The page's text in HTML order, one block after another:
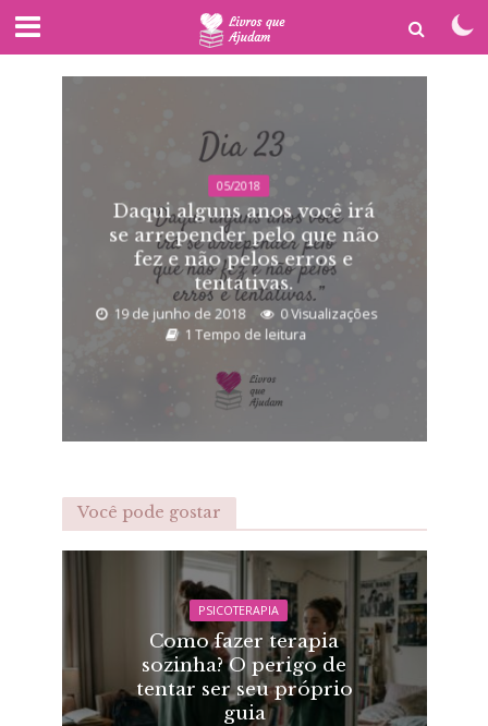
05/2018
Daqui alguns anos você irá
se arrepender pelo que não
fez e não pelos erros e
tentativas.
19 de junho de 2018
0 Visualizações
1 Tempo de leitura
Você pode gostar
PSICOTERAPIA
Como fazer terapia
sozinha? O perigo de
tentar ser seu próprio
guia